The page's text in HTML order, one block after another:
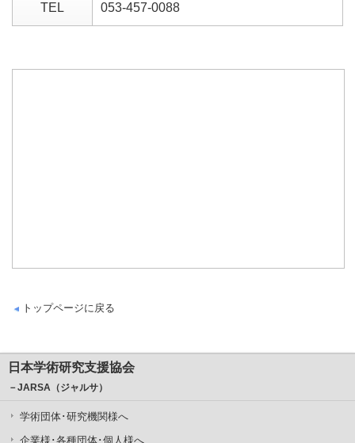
TEL 053-457-0088
トップページに戻る
日本学術研究支援協会
－JARSA（ジャルサ）
学術団体･研究機関様へ
企業様･各種団体･個人様へ